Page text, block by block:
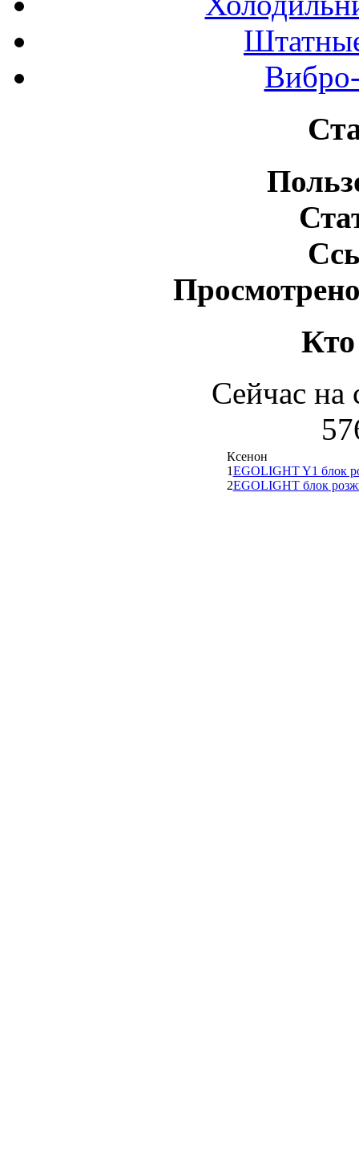
Кто
Сейчас на
Ксенон
1EGOLIGHT Y1 блок
2EGOLIGHT блок